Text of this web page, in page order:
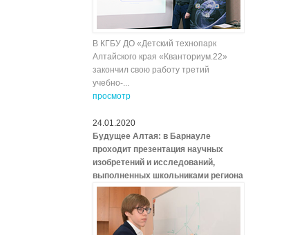
В КГБУ ДО «Детский технопарк
Алтайского края «Кванториум.22»
закончил свою работу третий
учебно-...
просмотр
24.01.2020
Будущее Алтая: в Барнауле
проходит презентация научных
изобретений и исследований,
выполненных школьниками региона